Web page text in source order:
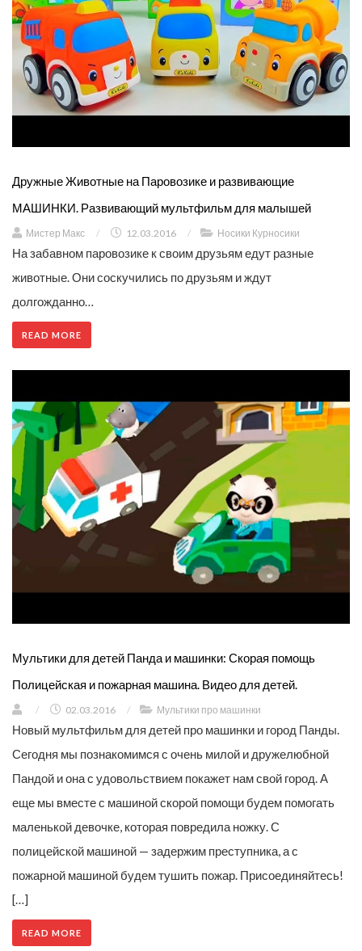
Дружные Животные на Паровозике и развивающие
МАШИНКИ. Развивающий мультфильм для малышей
Мистер Макс / 12.03.2016 / Носики Курносики
На забавном паровозике к своим друзьям едут разные
животные. Они соскучились по друзьям и ждут
долгожданно…
READ MORE
Мультики для детей Панда и машинки: Скорая помощь
Полицейская и пожарная машина. Видео для детей.
/ 02.03.2016 / Мультики про машинки
Новый мультфильм для детей про машинки и город Панды.
Сегодня мы познакомимся с очень милой и дружелюбной
Пандой и она с удовольствием покажет нам свой город. А
еще мы вместе с машиной скорой помощи будем помогать
маленькой девочке, которая повредила ножку. С
полицейской машиной — задержим преступника, а с
пожарной машиной будем тушить пожар. Присоединяйтесь!
[…]
READ MORE